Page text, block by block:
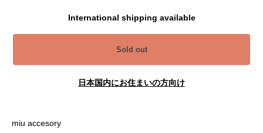
International shipping available
Sold out
日本国内にお住まいの方向け
miu accesory